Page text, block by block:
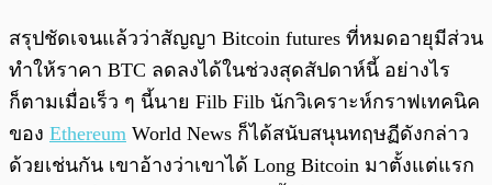
สรุปชัดเจนแล้วว่าสัญญา Bitcoin futures ที่หมดอายุมีส่วน
ทำให้ราคา BTC ลดลงได้ในช่วงสุดสัปดาห์นี้ อย่างไร
ก็ตามเมื่อเร็ว ๆ นี้นาย Filb Filb นักวิเคราะห์กราฟเทคนิค
ของ Ethereum World News ก็ได้สนับสนุนทฤษฏีดังกล่าว
ด้วยเช่นกัน เขาอ้างว่าเขาได้ Long Bitcoin มาตั้งแต่แรก